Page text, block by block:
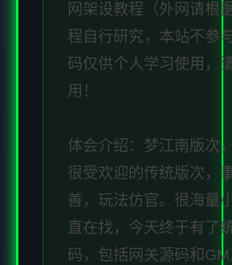
网架设教程（外网请根
程自行研究，本站不参
码仅供个人学习使用，
用！
体会介绍：梦江南版次
很受欢迎的传统版次，
善，玩法仿官。很海量
直在找，今天终于有了
码，包括网关源码和